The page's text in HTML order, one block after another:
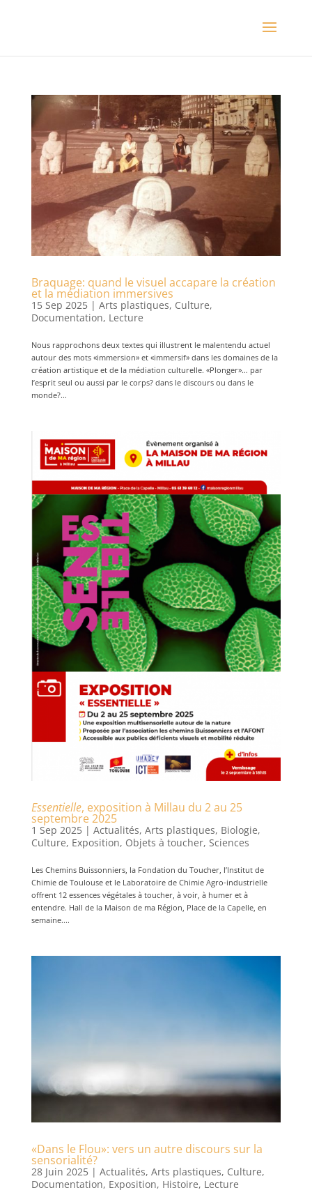
Braquage: quand le visuel accapare la création
et la médiation immersives
15 Sep 2025| Arts plastiques, Culture,
Documentation, Lecture
Nous rapprochons deux textes qui illustrent le malentendu actuel
autour des mots «immersion» et «immersif» dans les domaines de la
création artistique et de la médiation culturelle. «Plonger»… par
l’esprit seul ou aussi par le corps? dans le discours ou dans le
monde?...
Essentielle, exposition à Millau du 2 au 25
septembre 2025
1 Sep 2025| Actualités, Arts plastiques, Biologie,
Culture, Exposition, Objets à toucher, Sciences
Les Chemins Buissonniers, la Fondation du Toucher, l’Institut de
Chimie de Toulouse et le Laboratoire de Chimie Agro-industrielle
offrent 12 essences végétales à toucher, à voir, à humer et à
entendre. Hall de la Maison de ma Région, Place de la Capelle, en
semaine....
«Dans le Flou»: vers un autre discours sur la
sensorialité?
28 Juin 2025| Actualités, Arts plastiques, Culture,
Documentation, Exposition, Histoire, Lecture